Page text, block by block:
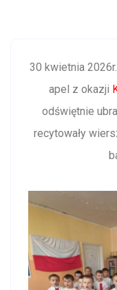
30 kwietnia
apel z okazji
odświętnie
recytowały